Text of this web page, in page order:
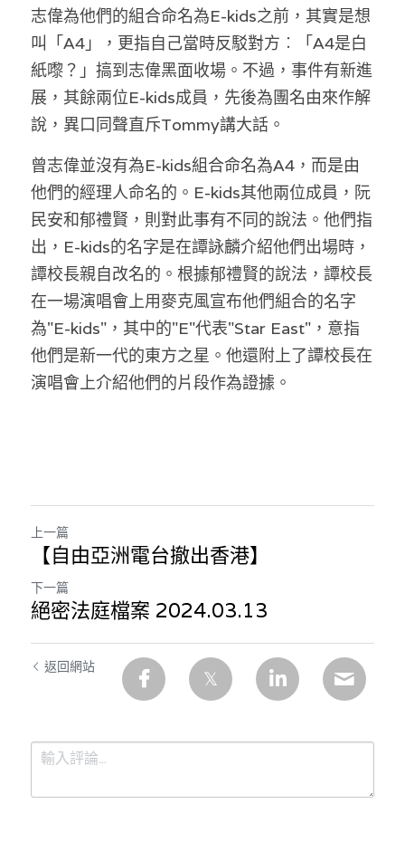
高松傑專欄
林伯強專欄
馮煒光專欄
KOL 精選
大衛sir專欄
曾子晴 - 晴深直說
龔靜儀大律師專欄
陳貴春大律師專欄
陳子遷律師專欄
張美雄專欄
莊豪鋒專欄
香港科技專上書院｜專欄
支持讚助
條款及細則
關於我們
English
志偉為他們的組合命名為E-kids之前，其實是想
叫「A4」，更指自己當時反駁對方︰「A4是白
紙嚟？」搞到志偉黑面收場。不過，事件有新進
展，其餘兩位E-kids成員，先後為團名由來作解
說，異口同聲直斥Tommy講大話。
曾志偉並沒有為E-kids組合命名為A4，而是由
他們的經理人命名的。E-kids其他兩位成員，阮
民安和郁禮賢，則對此事有不同的說法。他們指
出，E-kids的名字是在譚詠麟介紹他們出場時，
譚校長親自改名的。根據郁禮賢的說法，譚校長
在一場演唱會上用麥克風宣布他們組合的名字
為"E-kids"，其中的"E"代表"Star East"，意指
他們是新一代的東方之星。他還附上了譚校長在
演唱會上介紹他們的片段作為證據。
上一篇
【自由亞洲電台撤出香港】
下一篇
絕密法庭檔案 2024.03.13
返回網站